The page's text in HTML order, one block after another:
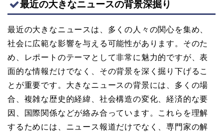
最近の大きなニュースの背景深掘り
最近の大きなニュースは、多くの人々の関心を集め、
社会に広範な影響を与える可能性があります。そのた
め、レポートのテーマとして非常に魅力的ですが、表
面的な情報だけでなく、その背景を深く掘り下げるこ
とが重要です。大きなニュースの背景には、多くの場
合、複雑な歴史的経緯、社会構造の変化、経済的な要
因、国際関係などが絡み合っています。これらを理解
するためには、ニュース報道だけでなく、専門家の解